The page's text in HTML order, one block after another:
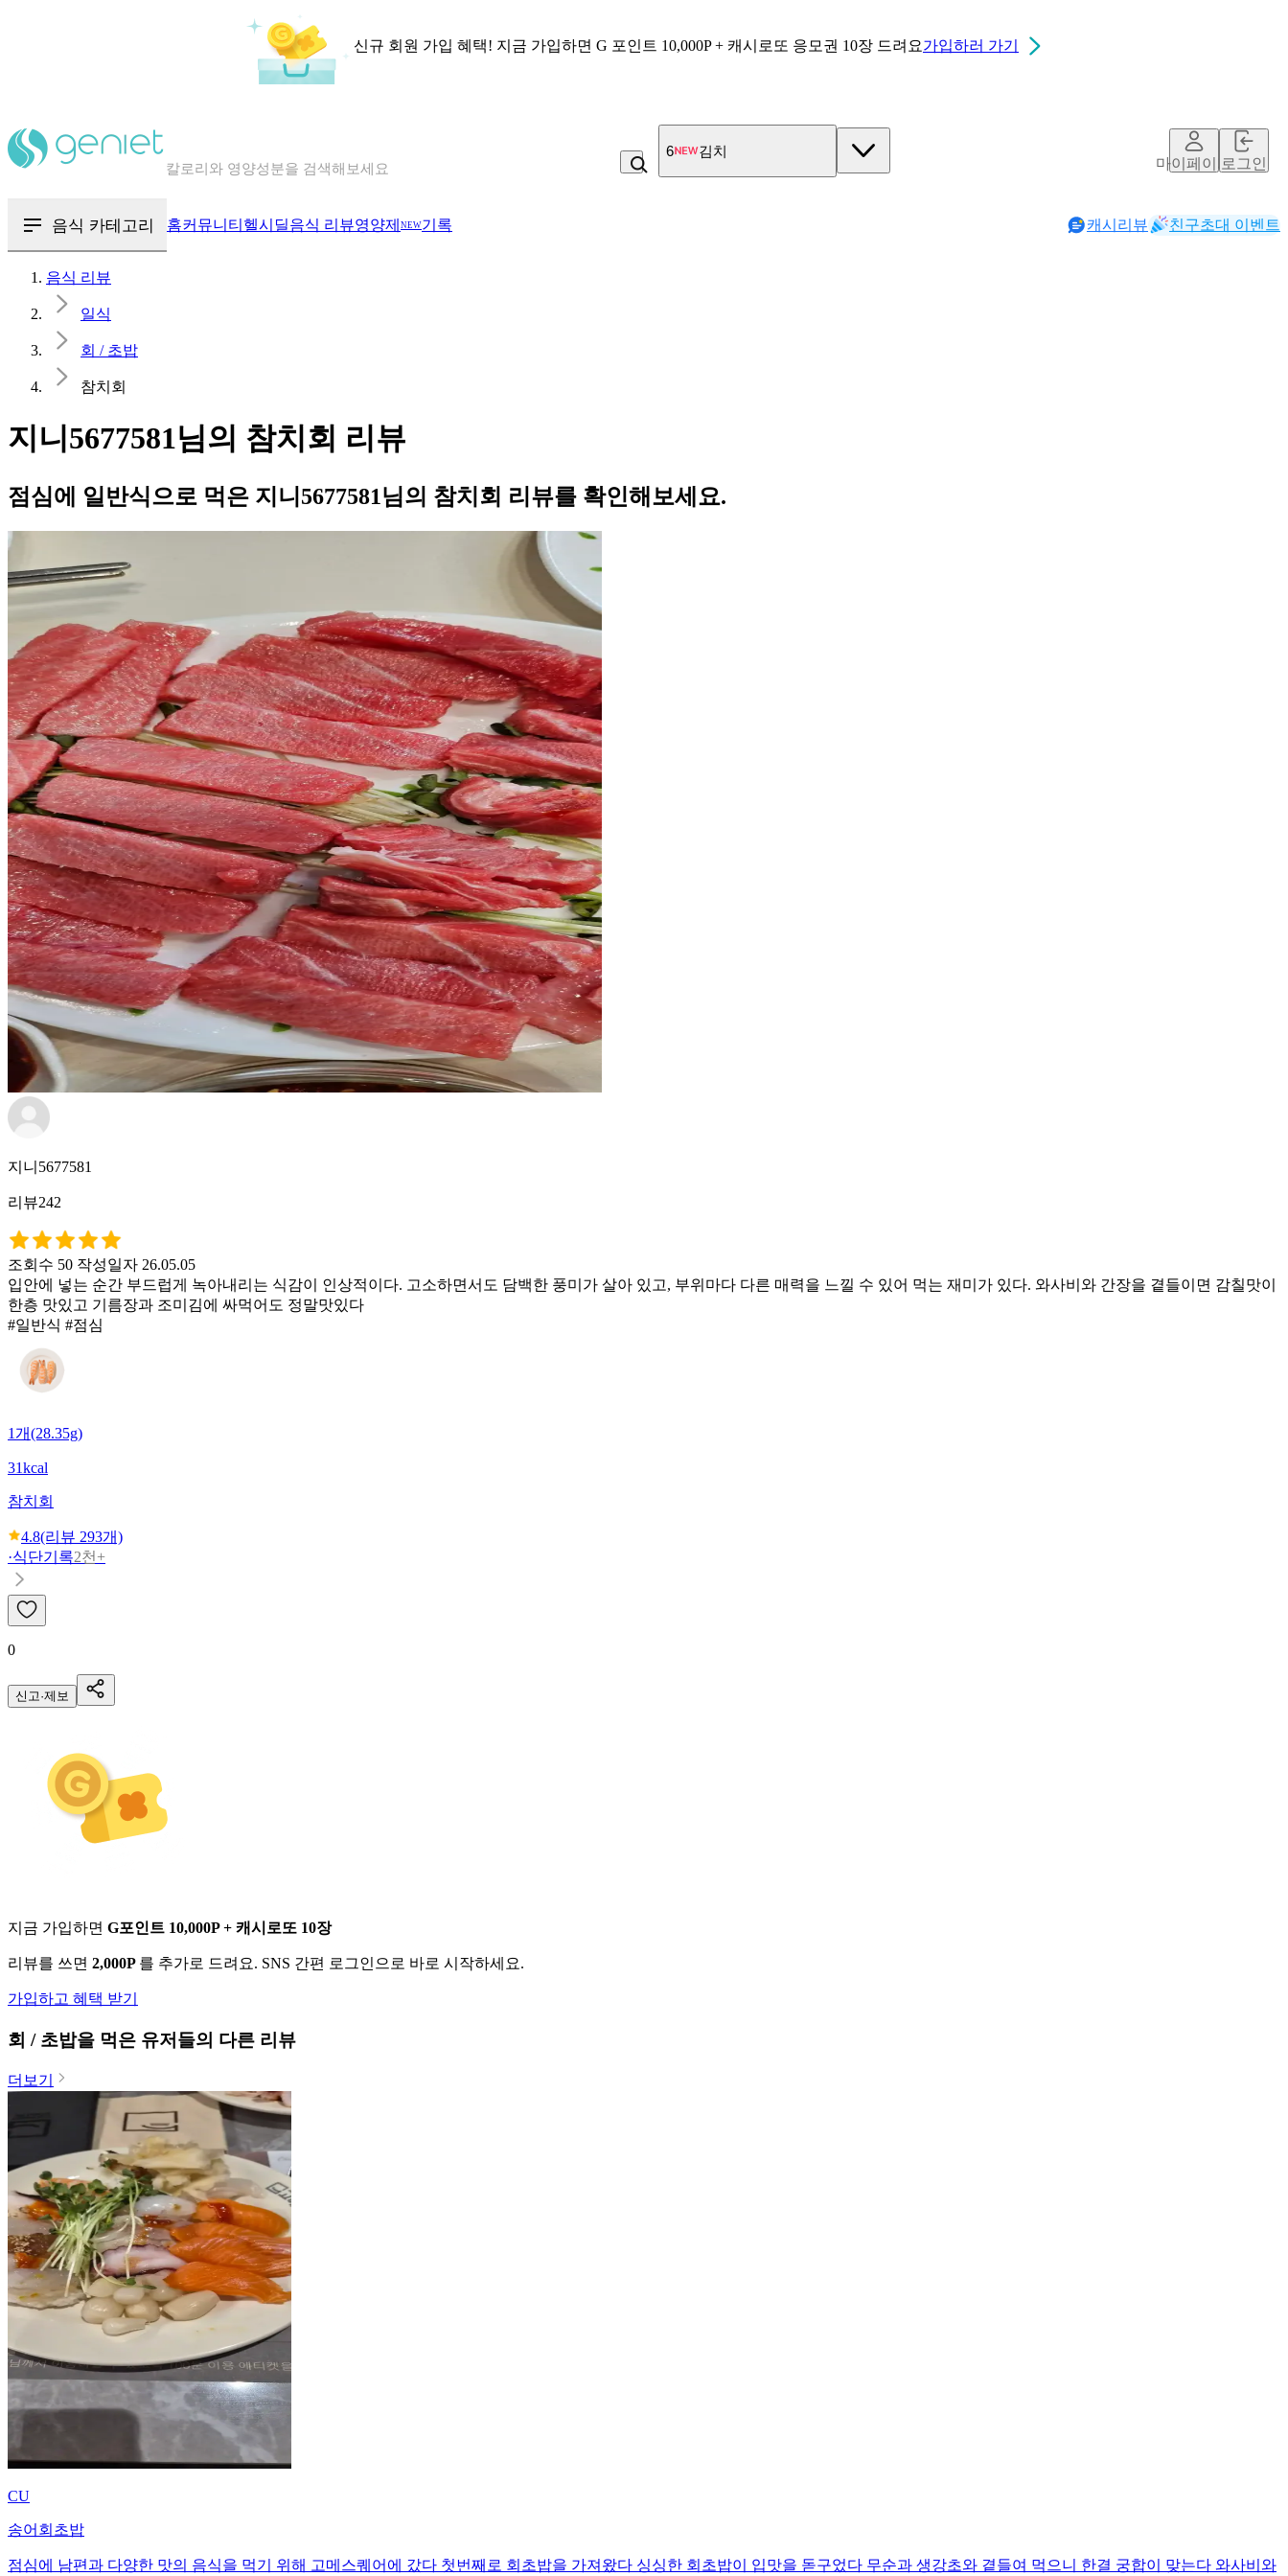
신규 회원 가입 혜택! 지금 가입하면 G 포인트 10,000P + 캐시로또 응모권 10장 드려요가입하러 가기
칼로리와 영양성분을 검색해보세요
6 김치
마이페이지로그인
음식 카테고리 홈커뮤니티 헬시딜음식 리뷰영양제 NEW기록 캐시리뷰 친구초대 이벤트
음식 리뷰
일식
회 / 초밥
참치회
지니5677581님의 참치회 리뷰
점심에 일반식으로 먹은 지니5677581님의 참치회 리뷰를 확인해보세요.
지니5677581
리뷰242
조회수 50 작성일자 26.05.05
입안에 넣는 순간 부드럽게 녹아내리는 식감이 인상적이다. 고소하면서도 담백한 풍미가 살아 있고, 부위마다 다른 매력을 느낄 수 있어 먹는 재미가 있다. 와사비와 간장을 곁들이면 감칠맛이
한층 맛있고 기름장과 조미김에 싸먹어도 정말맛있다
#일반식 #점심
1개(28.35g)
31kcal
참치회
4.8(리뷰 293개)
·식단기록2천+
0
신고·제보
지금 가입하면 G포인트 10,000P + 캐시로또 10장
리뷰를 쓰면 2,000P 를 추가로 드려요. SNS 간편 로그인으로 바로 시작하세요.
가입하고 혜택 받기
회 / 초밥을 먹은 유저들의 다른 리뷰
더보기
CU
송어회초밥
점심에 남편과 다양한 맛의 음식을 먹기 위해 고메스퀘어에 갔다 첫번째로 회초밥을 가져왔다 싱싱한 회초밥이 입맛을 돋구었다 무순과 생강초와 곁들여 먹으니 한결 궁합이 맞는다 와사비와